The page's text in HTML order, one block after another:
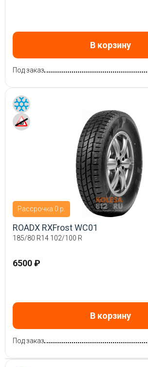
В корзину
Под заказ
Рассрочка 0 р.
ROADX RXFrost WC01
185/80 R14 102/100 R
6500 ₽
В корзину
Под заказ